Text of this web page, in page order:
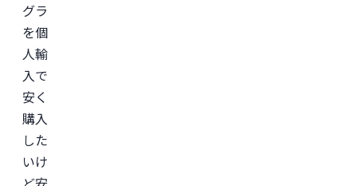
グラ
を個
人輸
入で
安く
購入
した
いけ